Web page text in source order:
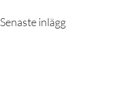
Senaste inlägg